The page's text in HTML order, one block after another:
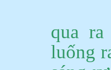
qua
luống